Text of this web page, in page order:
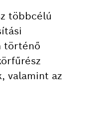
többcélú
történő
valamint az